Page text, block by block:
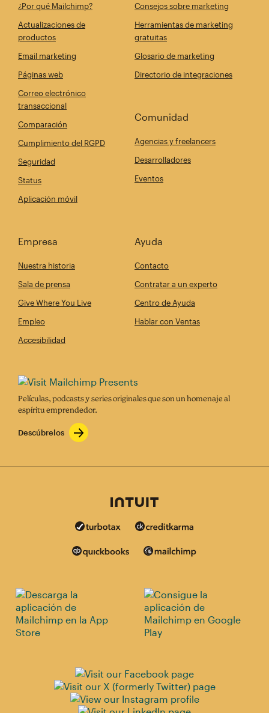
¿Por qué Mailchimp?
Actualizaciones de
productos
Email marketing
Páginas web
Correo electrónico
transaccional
Comparación
Cumplimiento del RGPD
Seguridad
Status
Aplicación móvil
Consejos sobre marketing
Herramientas de marketing
gratuitas
Glosario de marketing
Directorio de integraciones
Comunidad
Agencias y freelancers
Desarrolladores
Eventos
Empresa
Nuestra historia
Sala de prensa
Give Where You Live
Empleo
Accesibilidad
Ayuda
Contacto
Contratar a un experto
Centro de Ayuda
Hablar con Ventas
Películas, podcasts y series originales que son un homenaje al
espíritu emprendedor.
Descúbrelos